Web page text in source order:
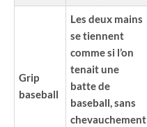
Grip
baseball
Les deux mains
se tiennent
comme si l’on
tenait une
batte de
baseball, sans
chevauchement